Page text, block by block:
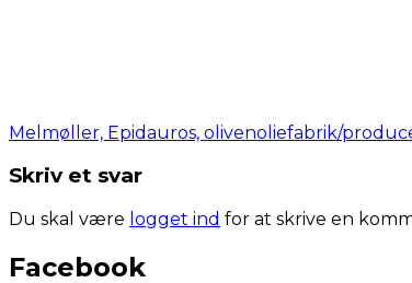
Melmøller, Epidauros, olivenoliefabrik/
Skriv et svar
Du skal være logget ind for at skrive en
Facebook